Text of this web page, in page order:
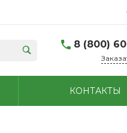
8 (800)
г.
КОНТАКТЫ